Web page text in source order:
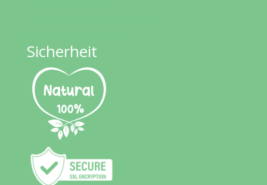
Sicherheit